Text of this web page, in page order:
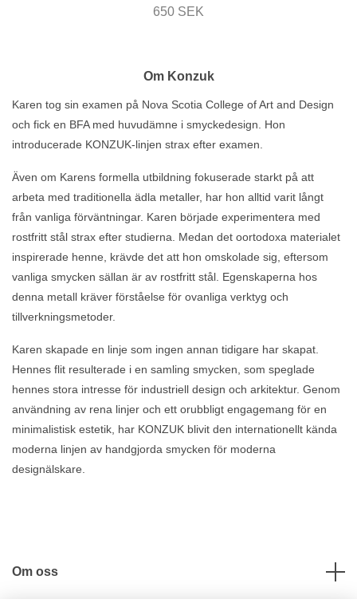
650 SEK
Om Konzuk
Karen tog sin examen på Nova Scotia College of Art and Design
och fick en BFA med huvudämne i smyckedesign. Hon
introducerade KONZUK-linjen strax efter examen.
Även om Karens formella utbildning fokuserade starkt på att
arbeta med traditionella ädla metaller, har hon alltid varit långt
från vanliga förväntningar. Karen började experimentera med
rostfritt stål strax efter studierna. Medan det oortodoxa materialet
inspirerade henne, krävde det att hon omskolade sig, eftersom
vanliga smycken sällan är av rostfritt stål. Egenskaperna hos
denna metall kräver förståelse för ovanliga verktyg och
tillverkningsmetoder.
Karen skapade en linje som ingen annan tidigare har skapat.
Hennes flit resulterade i en samling smycken, som speglade
hennes stora intresse för industriell design och arkitektur. Genom
användning av rena linjer och ett orubbligt engagemang för en
minimalistisk estetik, har KONZUK blivit den internationellt kända
moderna linjen av handgjorda smycken för moderna
designälskare.
Om oss